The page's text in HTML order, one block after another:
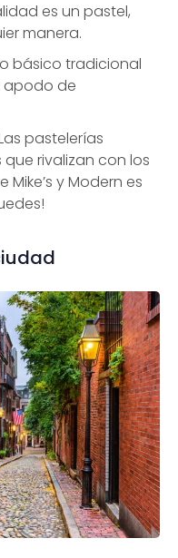
es un pastel,
manera.
básico tradicional
apodo de
pastelerías
rivalizan con los
Mike’s y Modern es